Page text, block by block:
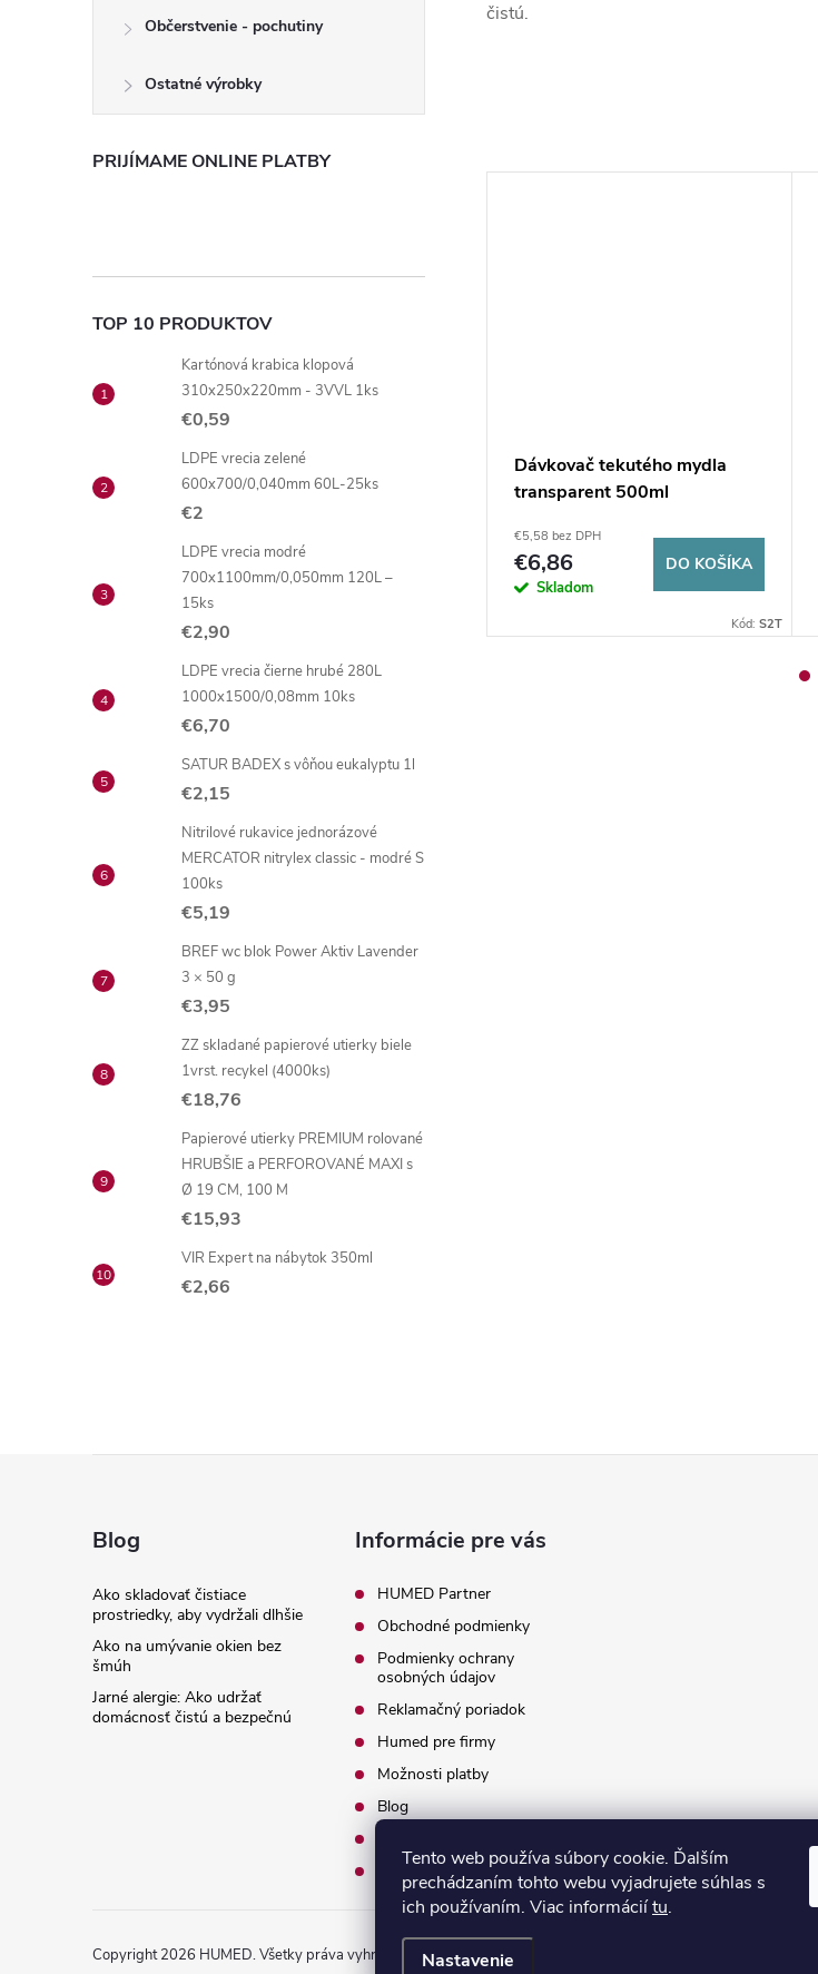
Tento web používa súbory cookie. Ďalším
prechádzaním tohto webu vyjadrujete súhlas s
ich používaním. Viac informáciítu.
Nastavenie
Občerstvenie - pochutiny
Ostatné výrobky
PRIJÍMAME ONLINE PLATBY
TOP 10 PRODUKTOV
Kartónová krabica klopová
310x250x220mm - 3VVL 1ks
€0,59
LDPE vrecia zelené
600x700/0,040mm 60L-25ks
€2
LDPE vrecia modré
700x1100mm/0,050mm 120L –
15ks
€2,90
LDPE vrecia čierne hrubé 280L
1000x1500/0,08mm 10ks
€6,70
SATUR BADEX s vôňou eukalyptu 1l
€2,15
Nitrilové rukavice jednorázové
MERCATOR nitrylex classic - modré S
100ks
€5,19
BREF wc blok Power Aktiv Lavender
3 × 50 g
€3,95
ZZ skladané papierové utierky biele
1vrst. recykel (4000ks)
€18,76
Papierové utierky PREMIUM rolované
HRUBŠIE a PERFOROVANÉ MAXI s
Ø 19 CM, 100 M
€15,93
VIR Expert na nábytok 350ml
€2,66
čistú.
Dávkovač tekutého mydla
transparent 1000ml
€10,70
Skladom
Dávkovač tekutého mydla
transparent 500ml
€5,58 bez DPH
€6,86
Skladom
DO KOŠÍKA
Kód: S2T
Blog
Ako skladovať čistiace
prostriedky, aby vydržali dlhšie
Ako na umývanie okien bez
šmúh
Jarné alergie: Ako udržať
domácnosť čistú a bezpečnú
Informácie pre vás
HUMED Partner
Obchodné podmienky
Podmienky ochrany
osobných údajov
Reklamačný poriadok
Humed pre firmy
Možnosti platby
Blog
Kontakty
Copyright 2026 HUMED. Všetky práva vyhradené.